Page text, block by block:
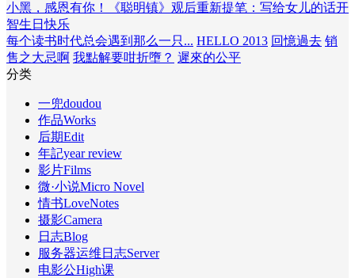
小黑，感恩有你！
《聪明镇》观后重新提笔：写给女儿的话开
智生日快乐
每个读书时代总会遇到那么一只... HELLO 2013 回憶過去 销
售之大忌啊 我點解要咁折墮？ 遲來的公平
分类
一兜doudou
作品Works
后期Edit
年記year review
影片Films
微·小说Micro Novel
情书LoveNotes
摄影Camera
日志Blog
服务器运维日志Server
电影公High课